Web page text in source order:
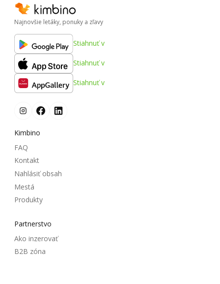
Najnovšie letáky, ponuky a zľavy
Stiahnuť v
Stiahnuť v
Stiahnuť v
Kimbino
FAQ
Kontakt
Nahlásiť obsah
Mestá
Produkty
Partnerstvo
Ako inzerovať
B2B zóna